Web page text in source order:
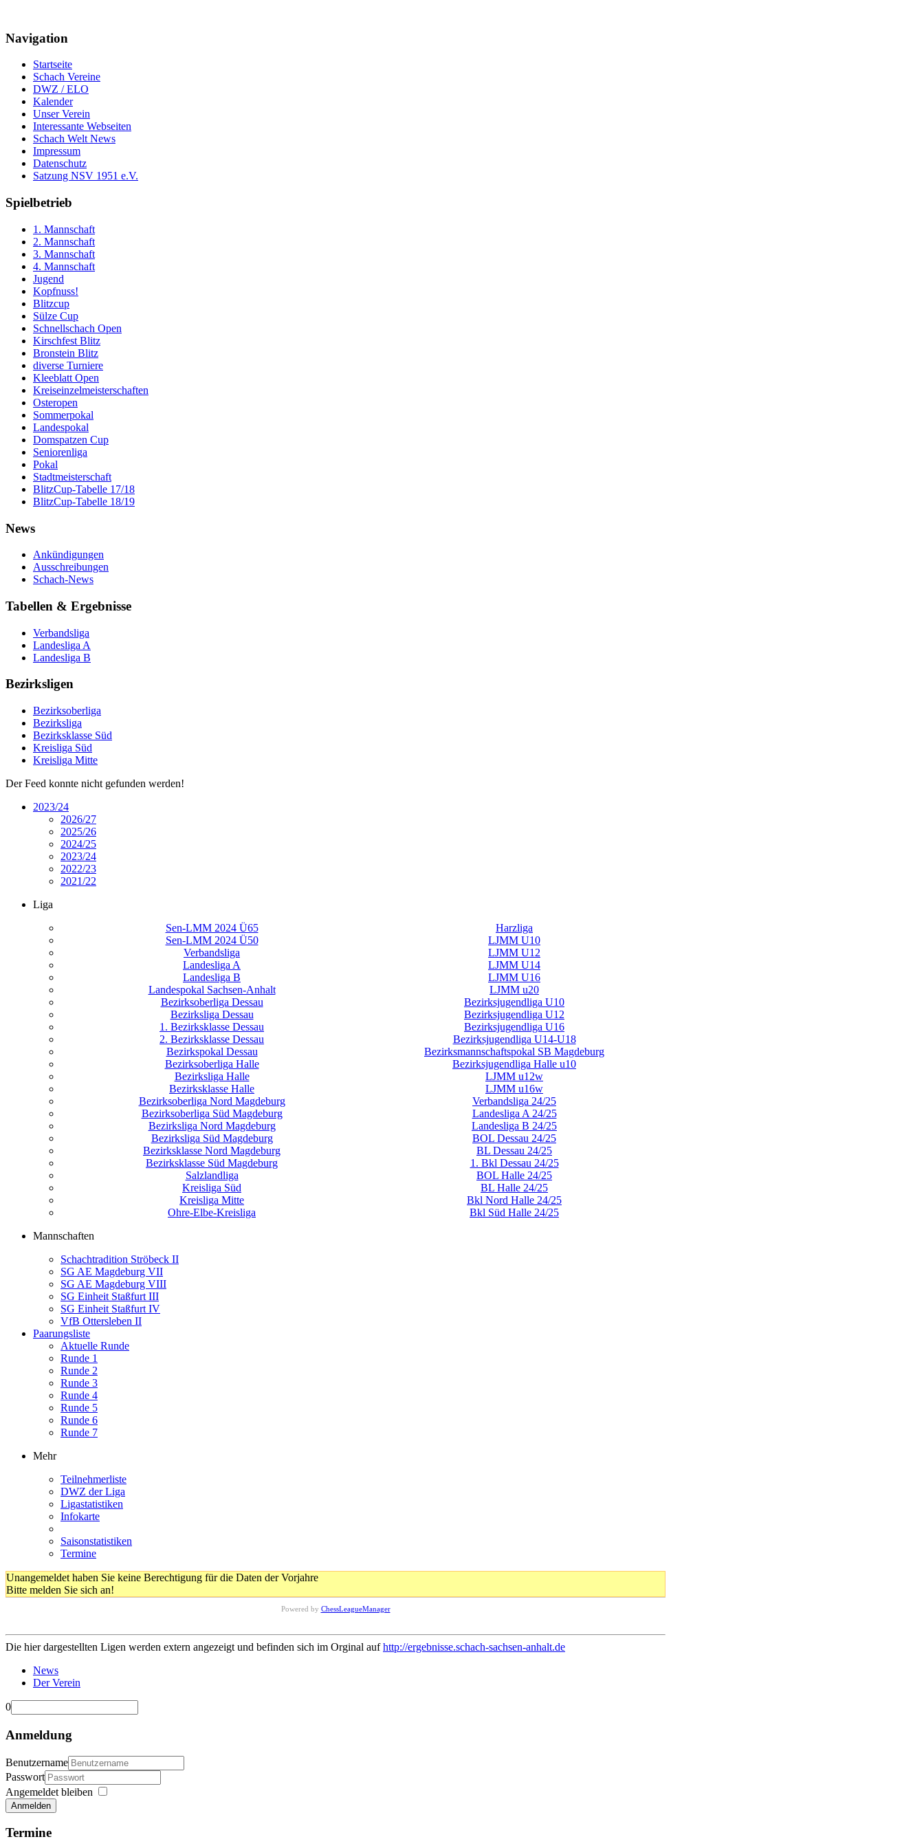
Navigation
Startseite
Schach Vereine
DWZ / ELO
Kalender
Unser Verein
Interessante Webseiten
Schach Welt News
Impressum
Datenschutz
Satzung NSV 1951 e.V.
Spielbetrieb
1. Mannschaft
2. Mannschaft
3. Mannschaft
4. Mannschaft
Jugend
Kopfnuss!
Blitzcup
Sülze Cup
Schnellschach Open
Kirschfest Blitz
Bronstein Blitz
diverse Turniere
Kleeblatt Open
Kreiseinzelmeisterschaften
Osteropen
Sommerpokal
Landespokal
Domspatzen Cup
Seniorenliga
Pokal
Stadtmeisterschaft
BlitzCup-Tabelle 17/18
BlitzCup-Tabelle 18/19
News
Ankündigungen
Ausschreibungen
Schach-News
Tabellen & Ergebnisse
Verbandsliga
Landesliga A
Landesliga B
Bezirksligen
Bezirksoberliga
Bezirksliga
Bezirksklasse Süd
Kreisliga Süd
Kreisliga Mitte
Der Feed konnte nicht gefunden werden!
2023/24
2026/27
2025/26
2024/25
2023/24
2022/23
2021/22
Liga
Sen-LMM 2024 Ü65
Harzliga
Sen-LMM 2024 Ü50
LJMM U10
Verbandsliga
LJMM U12
Landesliga A
LJMM U14
Landesliga B
LJMM U16
Landespokal Sachsen-Anhalt
LJMM u20
Bezirksoberliga Dessau
Bezirksjugendliga U10
Bezirksliga Dessau
Bezirksjugendliga U12
1. Bezirksklasse Dessau
Bezirksjugendliga U16
2. Bezirksklasse Dessau
Bezirksjugendliga U14-U18
Bezirkspokal Dessau
Bezirksmannschaftspokal SB Magdeburg
Bezirksoberliga Halle
Bezirksjugendliga Halle u10
Bezirksliga Halle
LJMM u12w
Bezirksklasse Halle
LJMM u16w
Bezirksoberliga Nord Magdeburg
Verbandsliga 24/25
Bezirksoberliga Süd Magdeburg
Landesliga A 24/25
Bezirksliga Nord Magdeburg
Landesliga B 24/25
Bezirksliga Süd Magdeburg
BOL Dessau 24/25
Bezirksklasse Nord Magdeburg
BL Dessau 24/25
Bezirksklasse Süd Magdeburg
1. Bkl Dessau 24/25
Salzlandliga
BOL Halle 24/25
Kreisliga Süd
BL Halle 24/25
Kreisliga Mitte
Bkl Nord Halle 24/25
Ohre-Elbe-Kreisliga
Bkl Süd Halle 24/25
Mannschaften
Schachtradition Ströbeck II
SG AE Magdeburg VII
SG AE Magdeburg VIII
SG Einheit Staßfurt III
SG Einheit Staßfurt IV
VfB Ottersleben II
Paarungsliste
Aktuelle Runde
Runde 1
Runde 2
Runde 3
Runde 4
Runde 5
Runde 6
Runde 7
Mehr
Teilnehmerliste
DWZ der Liga
Ligastatistiken
Infokarte
Saisonstatistiken
Termine
Unangemeldet haben Sie keine Berechtigung für die Daten der Vorjahre
Bitte melden Sie sich an!
Powered by ChessLeagueManager
Die hier dargestellten Ligen werden extern angezeigt und befinden sich im Orginal aufhttp://ergebnisse.schach-sachsen-anhalt.de
News
Der Verein
0
Anmeldung
Benutzername
Passwort
Angemeldet bleiben
Anmelden
Termine